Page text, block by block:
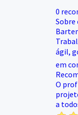
0
ágil,
em
O
a